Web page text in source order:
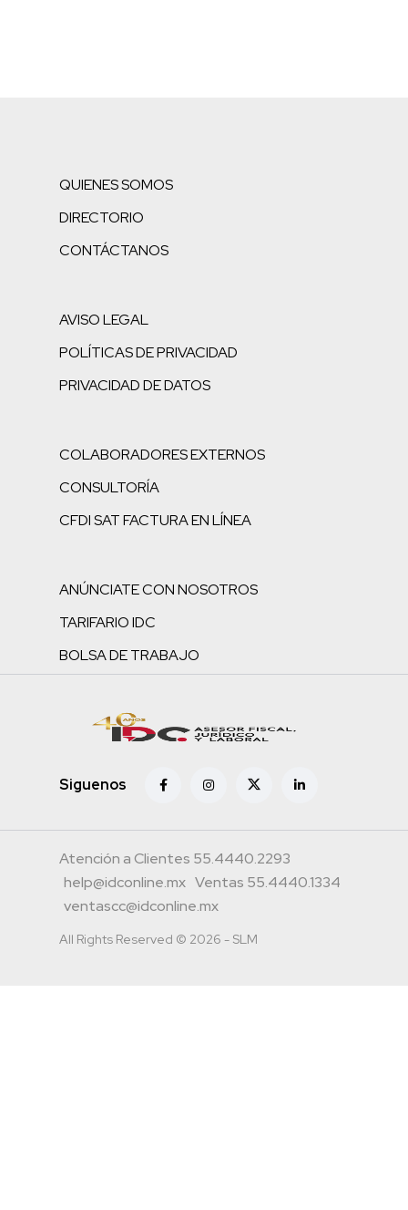
QUIENES SOMOS
DIRECTORIO
CONTÁCTANOS
AVISO LEGAL
POLÍTICAS DE PRIVACIDAD
PRIVACIDAD DE DATOS
COLABORADORES EXTERNOS
CONSULTORÍA
CFDI SAT FACTURA EN LÍNEA
ANÚNCIATE CON NOSOTROS
TARIFARIO IDC
BOLSA DE TRABAJO
Siguenos
Atención a Clientes 55.4440.2293
help@idconline.mx Ventas 55.4440.1334
ventascc@idconline.mx
All Rights Reserved © 2026 - SLM